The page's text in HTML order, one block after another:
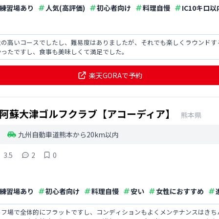
習場あり 人気(高評価) 初心者向け 料理自慢 IC10キロ以
高いコースでしたし、難易度はありましたが、それでも楽しくラウンド
たですし、食事も美味しくて満足でした。
楽天GORAで予約
阿蘇大津ゴルフクラブ【アコーディア】
熊本県
九州自動車道熊本から20km以内
3.5 2 0
習場あり 初心者向け 料理自慢 安い 女性におすすめ
場で全体的にフラットですし、コンディションもよくメンテナンスはき